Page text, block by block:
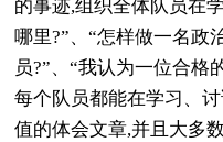
的事迹,组织全体队员在
哪里?”、“怎样做一名政
员?”、“我认为一位合
每个队员都能在学习、
值的体会文章,并且大多